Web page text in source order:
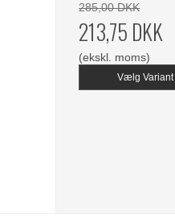
285,00 DKK
213,75 DKK
(ekskl. moms)
Vælg Variant